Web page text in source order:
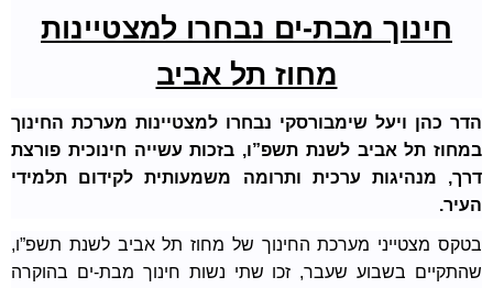
חינוך מבת-ים נבחרו למצטיינות
מחוז תל אביב
הדר כהן ויעל שימבורסקי נבחרו למצטיינות מערכת החינוך
במחוז תל אביב לשנת תשפ”ו, בזכות עשייה חינוכית פורצת
דרך, מנהיגות ערכית ותרומה משמעותית לקידום תלמידי
העיר.
בטקס מצטייני מערכת החינוך של מחוז תל אביב לשנת תשפ”ו,
שהתקיים בשבוע שעבר, זכו שתי נשות חינוך מבת-ים בהוקרה